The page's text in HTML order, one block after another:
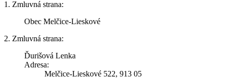
1. Zmluvná strana:
Obec Melčice-Lieskové
2. Zmluvná strana:
Ďurišová Lenka
Adresa:
Melčice-Lieskové 522, 913 05